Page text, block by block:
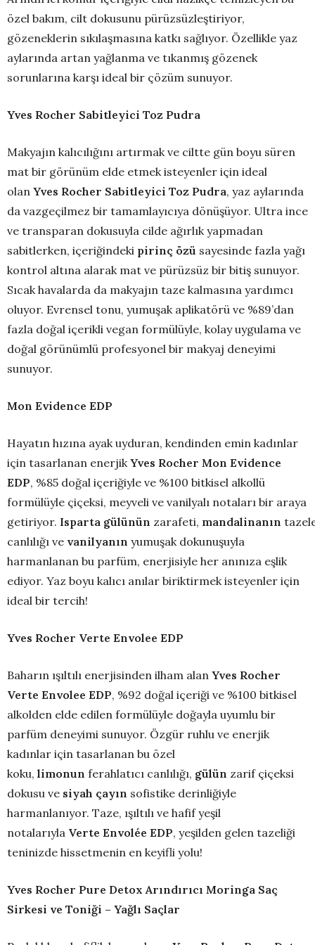
özel bakım, cilt dokusunu pürüzsüzleştiriyor,
gözeneklerin sıkılaşmasına katkı sağlıyor. Özellikle yaz
aylarında artan yağlanma ve tıkanmış gözenek
sorunlarına karşı ideal bir çözüm sunuyor.
Yves Rocher Sabitleyici Toz Pudra
Makyajın kalıcılığını artırmak ve ciltte gün boyu süren
mat bir görünüm elde etmek isteyenler için ideal
olan Yves Rocher Sabitleyici Toz Pudra, yaz aylarında
da vazgeçilmez bir tamamlayıcıya dönüşüyor. Ultra ince
ve transparan dokusuyla cilde ağırlık yapmadan
sabitlerken, içeriğindeki pirinç özü sayesinde fazla yağı
kontrol altına alarak mat ve pürüzsüz bir bitiş sunuyor.
Sıcak havalarda da makyajın taze kalmasına yardımcı
oluyor. Evrensel tonu, yumuşak aplikatörü ve %89’dan
fazla doğal içerikli vegan formülüyle, kolay uygulama ve
doğal görünümlü profesyonel bir makyaj deneyimi
sunuyor.
Mon Evidence EDP
Hayatın hızına ayak uyduran, kendinden emin kadınlar
için tasarlanan enerjikYves Rocher Mon Evidence
EDP, %85 doğal içeriğiyle ve %100 bitkisel alkollü
formülüyle çiçeksi, meyveli ve vanilyalı notaları bir araya
getiriyor. Isparta gülünün zarafeti, mandalinanın
canlılığı ve vanilyanın yumuşak dokunuşuyla
harmanlanan bu parfüm, enerjisiyle her anınıza eşlik
ediyor. Yaz boyu kalıcı anılar biriktirmek isteyenler için
ideal bir tercih!
Yves Rocher Verte Envolee EDP
Baharın ışıltılı enerjisinden ilham alan Yves Rocher
Verte Envolee EDP, %92 doğal içeriği ve %100 bitkisel
alkolden elde edilen formülüyle doğayla uyumlu bir
parfüm deneyimi sunuyor. Özgür ruhlu ve enerjik
kadınlar için tasarlanan bu özel
koku, limonun ferahlatıcı canlılığı, gülün zarif çiçeksi
dokusu ve siyah çayın sofistike derinliğiyle
harmanlanıyor. Taze, ışıltılı ve hafif yeşil
notalarıyla Verte Envolée EDP, yeşilden gelen tazeliği
teninizde hissetmenin en keyifli yolu!
Yves Rocher Pure Detox Arındırıcı Moringa Saç
Sirkesi ve Toniği – Yağlı Saçlar